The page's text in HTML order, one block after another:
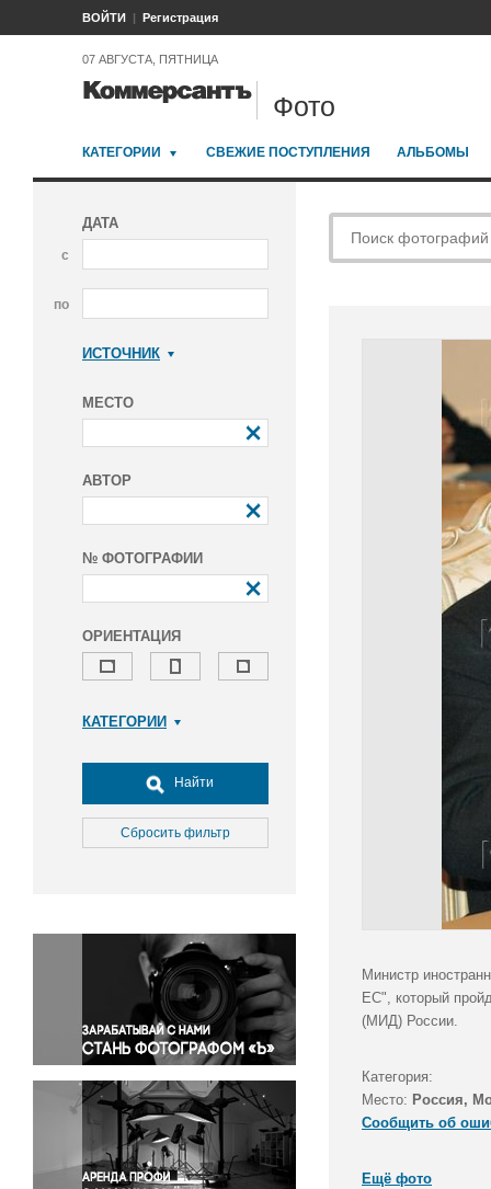
ВОЙТИ Регистрация
07 АВГУСТА, ПЯТНИЦА
Фото
КАТЕГОРИИ СВЕЖИЕ ПОСТУПЛЕНИЯ АЛЬБОМЫ
ДАТА
с
по
ИСТОЧНИК
МЕСТО
АВТОР
№ ФОТОГРАФИИ
ОРИЕНТАЦИЯ
КАТЕГОРИИ
Досуг, туризм и отдых
Культура
Медицина
Окружающая среда
Политика
Правосудие
Происшествия и конфликты
Религия
Светская жизнь
Спорт
Экология
Экономика и бизнес
Найти
Сбросить фильтр
Министр
ЕС", который
(МИД) России.
Категория:
Место: Россия,
Сообщить об
Ещё фото